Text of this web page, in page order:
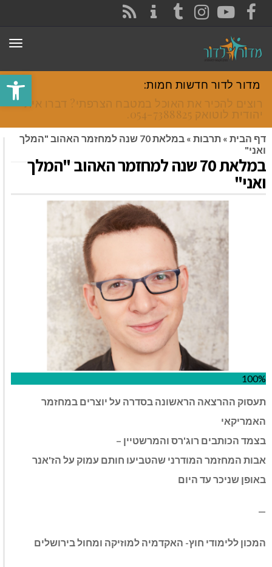
פתח
FACEBOOK
YOUTUBE
INSTAGRAM
TUMBLR
מדור לדור חדשות חמות:
רוצים להכיר את האוכל במטבח הצרפתי? דברו איתי
יהודית לוטואק 054-7388825.
דף הבית » תרבות »
במלאת 70 שנה למחזמר האהוב "המלך
ואני"
במלאת 70 שנה למחזמר האהוב "המלך
ואני"
100%
תעסוק ההרצאה הראשונה בסדרה על יוצרים במחזמר
האמריקאי
בצמד הכותבים רוג'רס והמרשטיין –
אבות המחזמר המודרני שהטביעו חותם עמוק על הז'אנר
באופן שניכר עד היום
—
המכון ללימודי חוץ- האקדמיה למוזיקה ומחול בירושלים